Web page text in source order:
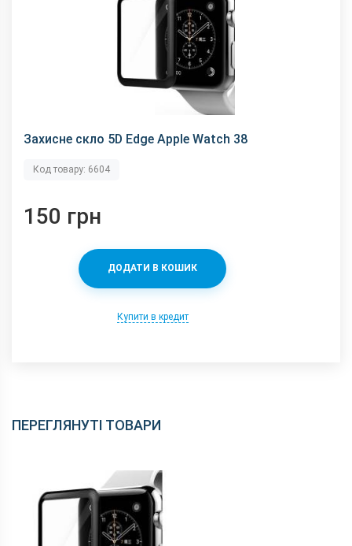
Захисне скло 5D Edge Apple Watch 38
Код товару: 6604
150 грн
ДОДАТИ В КОШИК
Купити в кредит
ПЕРЕГЛЯНУТІ ТОВАРИ